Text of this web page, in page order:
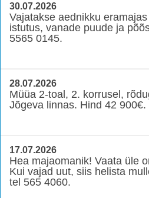
30.07.2026
Vajatakse aednikku
istutus, vanade puude ja
5565 0145.
28.07.2026
Müüa 2-toal, 2. korrusel,
Jõgeva linnas. Hind 42
17.07.2026
Hea majaomanik! Vaata üle
Kui vajad uut, siis helista
tel 565 4060.